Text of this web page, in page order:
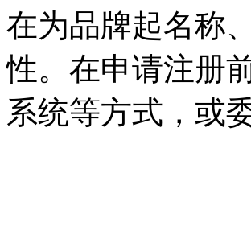
在为品牌起名称
性。在申请注册
系统等方式，或